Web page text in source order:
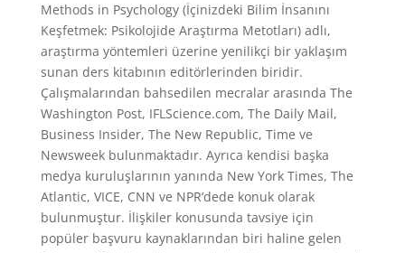
Methods in Psychology (İçinizdeki Bilim İnsanını
Keşfetmek: Psikolojide Araştırma Metotları) adlı,
araştırma yöntemleri üzerine yenilikçi bir yaklaşım
sunan ders kitabının editörlerinden biridir.
Çalışmalarından bahsedilen mecralar arasında The
Washington Post, IFLScience.com, The Daily Mail,
Business Insider, The New Republic, Time ve
Newsweek bulunmaktadır. Ayrıca kendisi başka
medya kuruluşlarının yanında New York Times, The
Atlantic, VICE, CNN ve NPR’dede konuk olarak
bulunmuştur. İlişkiler konusunda tavsiye için
popüler başvuru kaynaklarından biri haline gelen